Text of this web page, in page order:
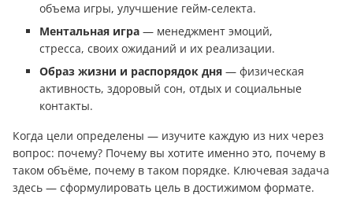
объема игры, улучшение гейм-селекта.
Ментальная игра — менеджмент эмоций,
стресса, своих ожиданий и их реализации.
Образ жизни и распорядок дня — физическая
активность, здоровый сон, отдых и социальные
контакты.
Когда цели определены — изучите каждую из них через
вопрос: почему? Почему вы хотите именно это, почему в
таком объёме, почему в таком порядке. Ключевая задача
здесь — сформулировать цель в достижимом формате.